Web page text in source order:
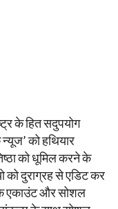
के हित सदुपयोग
को हथियार
को धूमिल करने के
को दुराग्रह से एडिट कर
एकाउंट और सोशल